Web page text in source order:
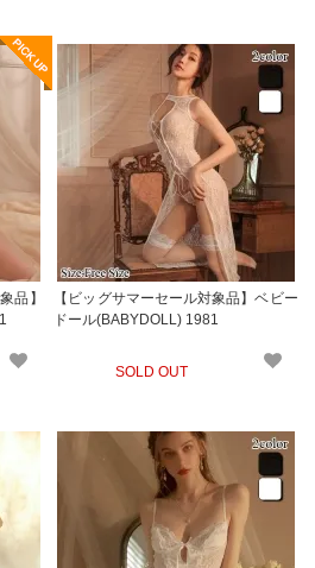
品】
【ビッグサマーセール対象品】ベビー
ドール(BABYDOLL) 1981
SOLD OUT